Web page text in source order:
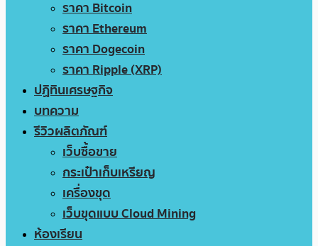
ราคา Bitcoin
ราคา Ethereum
ราคา Dogecoin
ราคา Ripple (XRP)
ปฏิทินเศรษฐกิจ
บทความ
รีวิวผลิตภัณฑ์
เว็บซื้อขาย
กระเป๋าเก็บเหรียญ
เครื่องขุด
เว็บขุดแบบ Cloud Mining
ห้องเรียน